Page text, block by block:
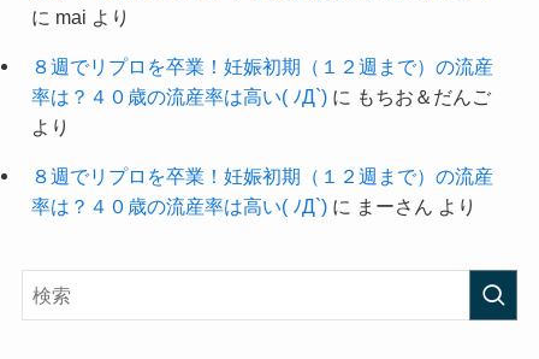
に mai より
８週でリプロを卒業！妊娠初期（１２週まで）の流産
率は？４０歳の流産率は高い( ﾉД`)に もちお＆だんご
より
８週でリプロを卒業！妊娠初期（１２週まで）の流産
率は？４０歳の流産率は高い( ﾉД`)に まーさん より